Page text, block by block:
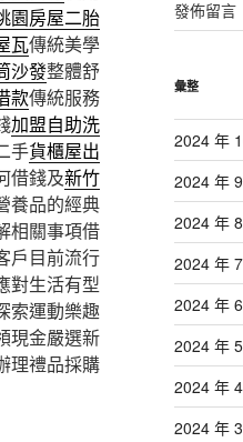
園房屋二胎
瓦傳統美學
沙發整體舒
款傳統服務
加盟自助洗
手貨櫃屋出
借錢及新竹
養品的經典
相關事項借
戶目前流行
對生活有型
索運動樂趣
現金嚴選新
理禮品採購
發佈留言
彙整
2024 年
2024 年
2024 年
2024 年
2024 年
2024 年
2024 年
2024 年